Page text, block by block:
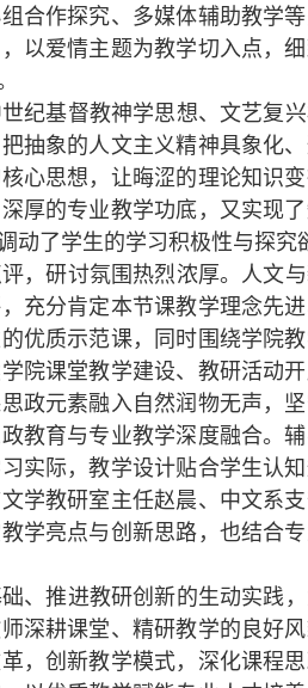
合作探究、多媒体辅助教学
以爱情主题为教学切入点，
纪基督教神学思想、文艺复
抽象的人文主义精神具象化
心思想，让晦涩的理论知识
厚的专业教学功底，又实现
了学生的学习积极性与探究
，研讨氛围热烈浓厚。人文
充分肯定本节课教学理念先
优质示范课，同时围绕学院
院课堂教学建设、教研活动
政元素融入自然润物无声，
教育与专业教学深度融合。
实际，教学设计贴合学生认
学教研室主任赵晨、中文系
学亮点与创新思路，也结合
、推进教研创新的生动实践
深耕课堂、精研教学的良好
，创新教学模式，深化课程